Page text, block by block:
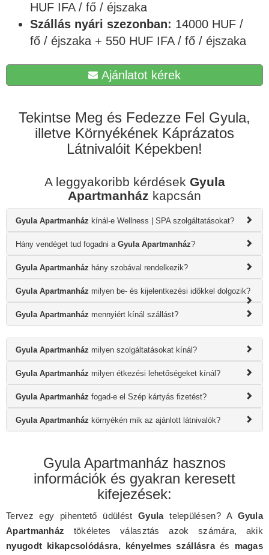
HUF IFA / fő / éjszaka
Szállás nyári szezonban: 14000 HUF /
fő / éjszaka + 550 HUF IFA / fő / éjszaka
Ajánlatot kérek
Tekintse Meg és Fedezze Fel Gyula,
illetve Környékének Káprázatos
Látnivalóit Képekben!
A leggyakoribb kérdések Gyula
Apartmanház kapcsán
Gyula Apartmanház kínál-e Wellness | SPA szolgáltatásokat?
Hány vendéget tud fogadni a Gyula Apartmanház?
Gyula Apartmanház hány szobával rendelkezik?
Gyula Apartmanház milyen be- és kijelentkezési időkkel dolgozik?
Gyula Apartmanház mennyiért kínál szállást?
Gyula Apartmanház milyen szolgáltatásokat kínál?
Gyula Apartmanház milyen étkezési lehetőségeket kínál?
Gyula Apartmanház fogad-e el Szép kártyás fizetést?
Gyula Apartmanház környékén mik az ajánlott látnivalók?
Gyula Apartmanház hasznos
információk és gyakran keresett
kifejezések:
Tervez egy pihentető üdüléstGyulatelepülésen? A Gyula
Apartmanház tökéletes választás azok számára, akik
nyugodt kikapcsolódásra, kényelmes szállásraés magas